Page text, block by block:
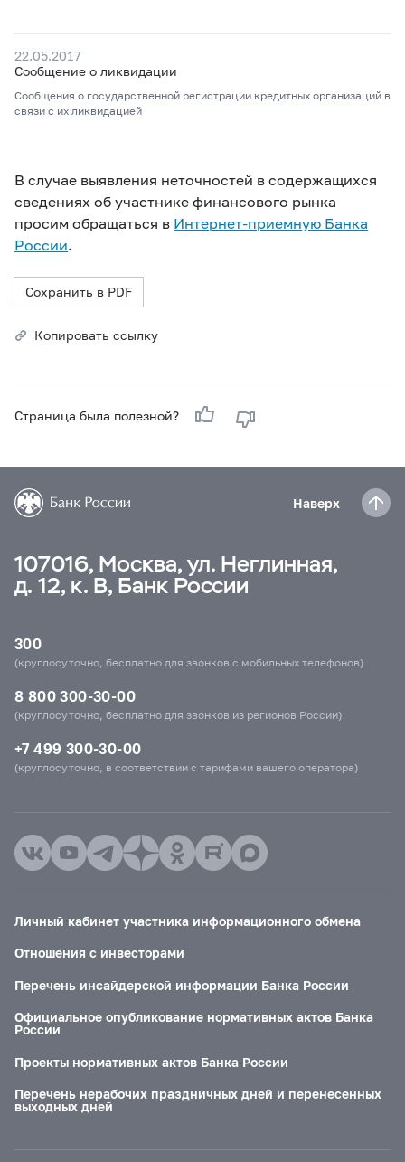
22.05.2017
Сообщение о ликвидации
Сообщения о государственной регистрации кредитных организаций в
связи с их ликвидацией
В случае выявления неточностей в содержащихся
сведениях об участнике финансового рынка
просим обращаться в Интернет-приемную Банка
России.
Сохранить в PDF
Копировать ссылку
Страница была полезной?
Наверх
107016, Москва, ул. Неглинная,
д. 12, к. В, Банк России
300
(круглосуточно, бесплатно для звонков с мобильных телефонов)
8 800 300-30-00
(круглосуточно, бесплатно для звонков из регионов России)
+7 499 300-30-00
(круглосуточно, в соответствии с тарифами вашего оператора)
Личный кабинет участника информационного обмена
Отношения с инвесторами
Перечень инсайдерской информации Банка России
Официальное опубликование нормативных актов Банка
России
Проекты нормативных актов Банка России
Перечень нерабочих праздничных дней и перенесенных
выходных дней